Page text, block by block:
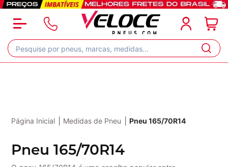
Página Inicial Medidas de Pneu Pneu 165/70R14
Pneu 165/70R14